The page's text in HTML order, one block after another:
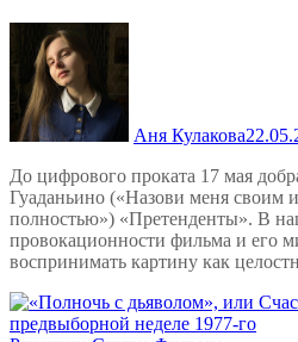
Аня Кулакова
До цифрового проката 17 мая
Гуаданьино («Назови меня своим
полностью») «Претенденты». В
провокационности фильма и его
воспринимать картину как